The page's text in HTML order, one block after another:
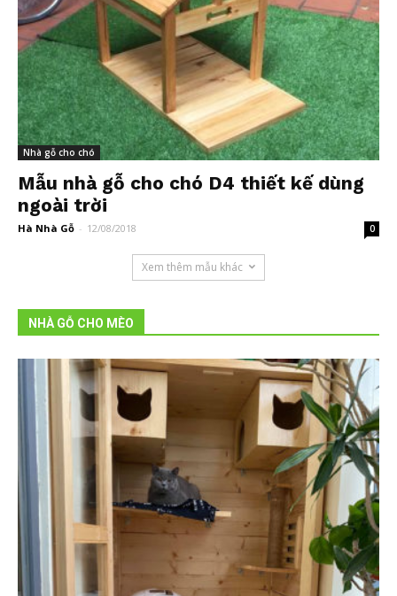
Nhà gỗ cho chó
Mẫu nhà gỗ cho chó D4 thiết kế dùng
ngoài trời
Hà Nhà Gỗ - 12/08/2018 0
Xem thêm mẫu khác
NHÀ GỖ CHO MÈO